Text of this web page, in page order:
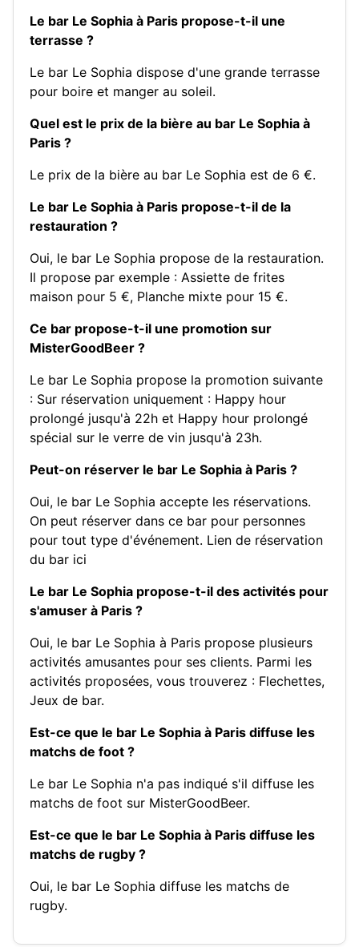
Le bar Le Sophia à Paris propose-t-il une
terrasse ?
Le bar Le Sophia dispose d'une grande terrasse
pour boire et manger au soleil.
Quel est le prix de la bière au bar Le Sophia à
Paris ?
Le prix de la bière au bar Le Sophia est de 6 €.
Le bar Le Sophia à Paris propose-t-il de la
restauration ?
Oui, le bar Le Sophia propose de la restauration.
Il propose par exemple : Assiette de frites
maison pour 5 €, Planche mixte pour 15 €.
Ce bar propose-t-il une promotion sur
MisterGoodBeer ?
Le bar Le Sophia propose la promotion suivante
: Sur réservation uniquement : Happy hour
prolongé jusqu'à 22h et Happy hour prolongé
spécial sur le verre de vin jusqu'à 23h.
Peut-on réserver le bar Le Sophia à Paris ?
Oui, le bar Le Sophia accepte les réservations.
On peut réserver dans ce bar pour personnes
pour tout type d'événement. Lien de réservation
du bar ici
Le bar Le Sophia propose-t-il des activités pour
s'amuser à Paris ?
Oui, le bar Le Sophia à Paris propose plusieurs
activités amusantes pour ses clients. Parmi les
activités proposées, vous trouverez : Flechettes,
Jeux de bar.
Est-ce que le bar Le Sophia à Paris diffuse les
matchs de foot ?
Le bar Le Sophia n'a pas indiqué s'il diffuse les
matchs de foot sur MisterGoodBeer.
Est-ce que le bar Le Sophia à Paris diffuse les
matchs de rugby ?
Oui, le bar Le Sophia diffuse les matchs de
rugby.